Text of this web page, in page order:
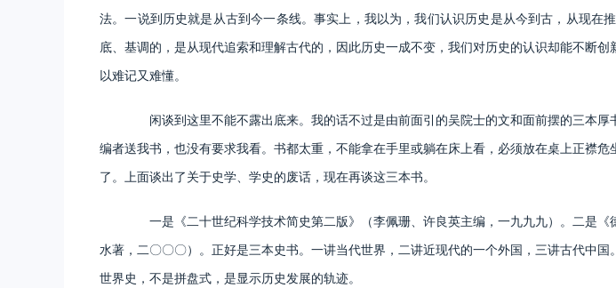
法。一说到历史就是从古到今一条线。事实上，我以为，我们认识历史是从今到古，从现
底、基调的，是从现代追索和理解古代的，因此历史一成不变，我们对历史的认识却能不断
以难记又难懂。
闲谈到这里不能不露出底来。我的话不过是由前面引的吴院士的文和面前摆的三本厚
编者送我书，也没有要求我看。书都太重，不能拿在手里或躺在床上看，必须放在桌上正襟
了。上面谈出了关于史学、学史的废话，现在再谈这三本书。
一是《二十世纪科学技术简史第二版》（李佩珊、许良英主编，一九九九）。二是《
水著，二〇〇〇）。正好是三本史书。一讲当代世界，二讲近现代的一个外国，三讲古代中
世界史，不是拼盘式，是显示历史发展的轨迹。